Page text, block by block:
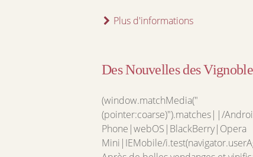
Plus d'informations
Des Nouvelles des
(window.matchMedia("
(pointer:coarse)").matches||/
Phone|webOS|BlackBerry|Opera
Mini|IEMobile/